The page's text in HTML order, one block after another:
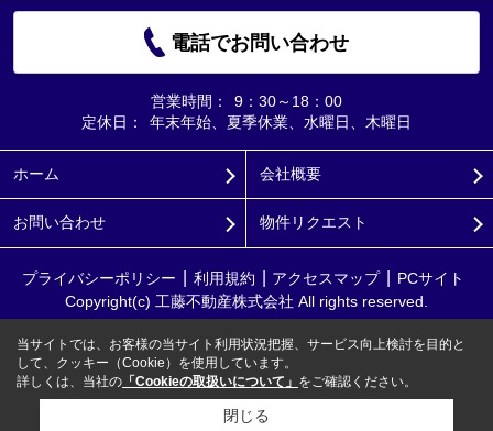
電話でお問い合わせ
営業時間：
9：30～18：00
定休日：
年末年始、夏季休業、水曜日、木曜日
ホーム 会社概要
お問い合わせ 物件リクエスト
プライバシーポリシー 利用規約 アクセスマップ
PCサイト
Copyright(c) 工藤不動産株式会社 All rights reserved.
当サイトでは、お客様の当サイト利用状況把握、サービス向上検討を目的と
して、クッキー（Cookie）を使用しています。
詳しくは、当社の 「Cookieの取扱いについて」 をご確認ください。
閉じる